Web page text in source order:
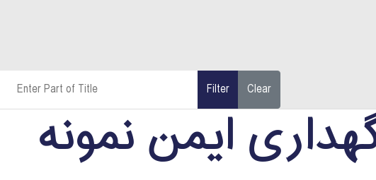
Enter Part of Title Filter Clear
ایمن نمونه